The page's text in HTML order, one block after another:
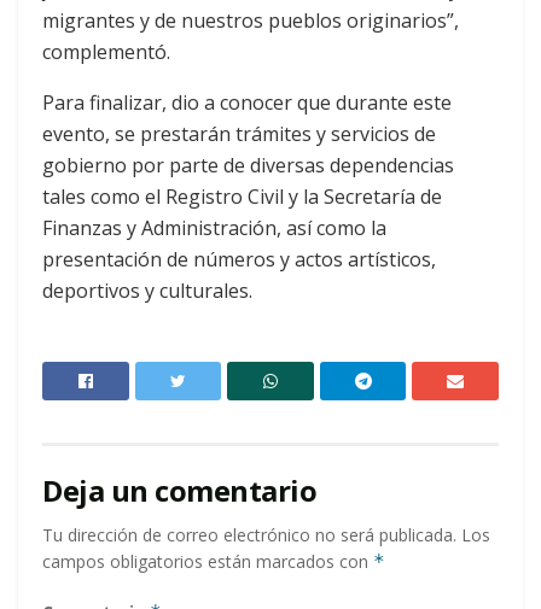
migrantes y de nuestros pueblos originarios”,
complementó.
Para finalizar, dio a conocer que durante este
evento, se prestarán trámites y servicios de
gobierno por parte de diversas dependencias
tales como el Registro Civil y la Secretaría de
Finanzas y Administración, así como la
presentación de números y actos artísticos,
deportivos y culturales.
Deja un comentario
Tu dirección de correo electrónico no será publicada. Los
campos obligatorios están marcados con *